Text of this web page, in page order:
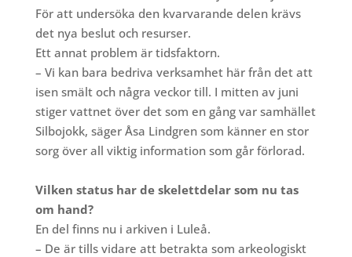
För att undersöka den kvarvarande delen krävs
det nya beslut och resurser.
Ett annat problem är tidsfaktorn.
– Vi kan bara bedriva verksamhet här från det att
isen smält och några veckor till. I mitten av juni
stiger vattnet över det som en gång var samhället
Silbojokk, säger Åsa Lindgren som känner en stor
sorg över all viktig information som går förlorad.
Vilken status har de skelettdelar som nu tas
om hand?
En del finns nu i arkiven i Luleå.
– De är tills vidare att betrakta som arkeologiskt